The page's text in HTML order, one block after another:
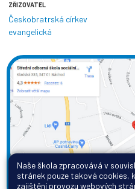
ZŘIZOVATEL
Českobratrská církev
evangelická
Naše škola zpracovává v
stránek pouze taková cookies,
zajištění provozu webových